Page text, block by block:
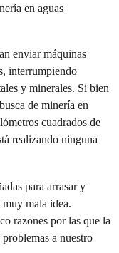
en aguas
enviar máquinas
interrumpiendo
y minerales. Si bien
de minería en
cuadrados de
realizando ninguna
para arrasar y
mala idea.
razones por las que la
a nuestro